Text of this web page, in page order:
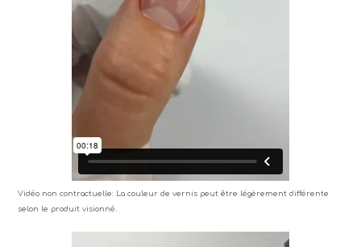
Vidéo non contractuelle: La couleur de vernis peut être légèrement différente
selon le produit visionné.